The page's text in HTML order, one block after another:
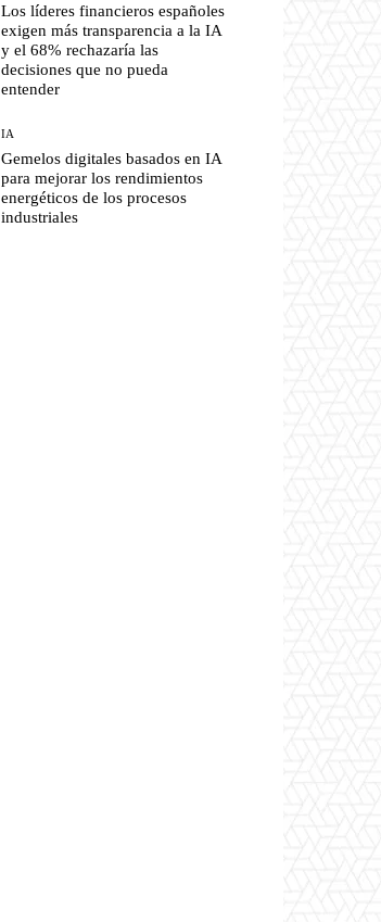
Los líderes financieros españoles
exigen más transparencia a la IA
y el 68% rechazaría las
decisiones que no pueda
entender
IA
Gemelos digitales basados en IA
para mejorar los rendimientos
energéticos de los procesos
industriales